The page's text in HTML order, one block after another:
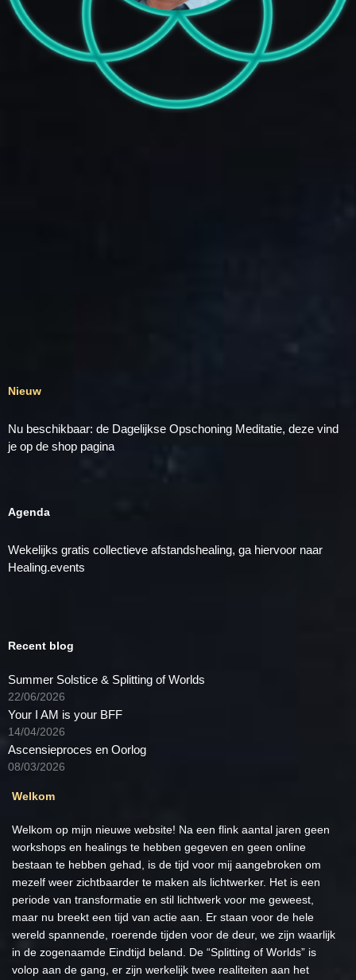
Nieuw
Nu beschikbaar: de Dagelijkse Opschoning Meditatie, deze vind
je op de shop pagina
Agenda
Wekelijks gratis collectieve afstandshealing, ga hiervoor naar
Healing.events
Recent blog
Summer Solstice & Splitting of Worlds
22/06/2026
Your I AM is your BFF
14/04/2026
Ascensieproces en Oorlog
08/03/2026
Welkom
Welkom op mijn nieuwe website! Na een flink aantal jaren geen
workshops en healings te hebben gegeven en geen online
bestaan te hebben gehad, is de tijd voor mij aangebroken om
mezelf weer zichtbaarder te maken als lichtwerker. Het is een
periode van transformatie en stil lichtwerk voor me geweest,
maar nu breekt een tijd van actie aan. Er staan voor de hele
wereld spannende, roerende tijden voor de deur, we zijn waarlijk
in de zogenaamde Eindtijd beland. De “Splitting of Worlds” is
volop aan de gang, er zijn werkelijk twee realiteiten aan het